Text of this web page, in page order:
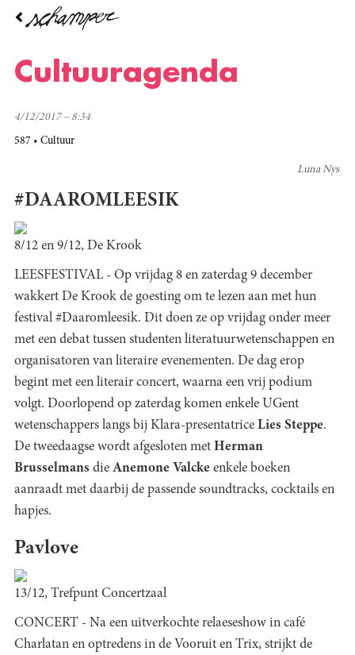
Overslaan
inhoud
gaan Cultuuragenda
4/12/2017 – 8:34
587 Cultuur
Luna Nys
#DAAROMLEESIK
8/12 en 9/12, De Krook
LEESFESTIVAL - Op vrijdag 8 en zaterdag 9 december
wakkert De Krook de goesting om te lezen aan met hun
festival #Daaromleesik. Dit doen ze op vrijdag onder meer
met een debat tussen studenten literatuurwetenschappen en
organisatoren van literaire evenementen. De dag erop
begint met een literair concert, waarna een vrij podium
volgt. Doorlopend op zaterdag komen enkele UGent
wetenschappers langs bij Klara-presentatrice Lies Steppe.
De tweedaagse wordt afgesloten met Herman
Brusselmans die Anemone Valcke enkele boeken
aanraadt met daarbij de passende soundtracks, cocktails en
hapjes.
Pavlove
13/12, Trefpunt Concertzaal
CONCERT - Na een uitverkochte relaeseshow in café
Charlatan en optredens in de Vooruit en Trix, strijkt de